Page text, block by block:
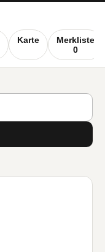
Karte
Merkliste
0